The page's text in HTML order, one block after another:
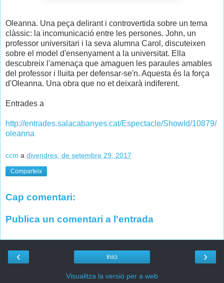
Oleanna. Una peça delirant i controvertida sobre un tema
clàssic: la incomunicació entre les persones. John, un
professor universitari i la seva alumna Carol, discuteixen
sobre el model d'ensenyament a la universitat. Ella
descubreix l'amenaça que amaguen les paraules amables
del professor i lluita per defensar-se'n. Aquesta és la força
d'Oleanna. Una obra que no et deixarà indiferent.
Entrades a
http://entrades.salacabanyes.cat/Espectacle/ShowId/10879/
oleanna
ccm a divendres, de setembre 29, 2017
Comparteix
Cap comentari:
Publica un comentari a l'entrada
‹ ›
Inici
Visualitza la versió per a web